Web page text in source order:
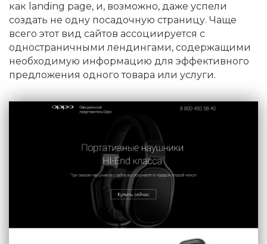
как landing page, и, возможно, даже успели
создать не одну посадочную страницу. Чаще
всего этот вид сайтов ассоциируется с
одностраничными лендингами, содержащими
необходимую информацию для эффективного
предложения одного товара или услуги.